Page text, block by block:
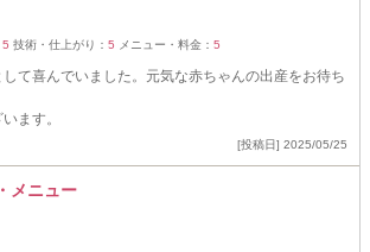
5 技術・仕上がり： 5 メニュー・料金： 5
て喜んでいました。元気な赤ちゃんの出産をお待ち
ます。
[投稿日] 2025/05/25
メニュー